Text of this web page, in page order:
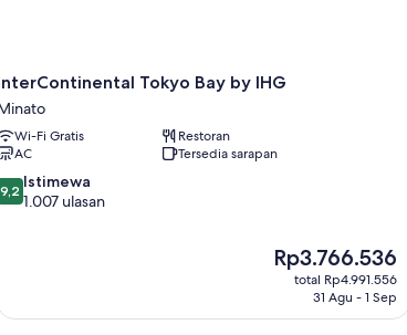
Tokyo Bay by IHG
Wi-Fi Gratis
Restoran
AC
Tersedia sarapan
9,2 Istimewa
1.007 ulasan
Harga
sekarang
Rp3.766.536
Rp3.766.536
total Rp4.991.556
31 Agu - 1 Sep